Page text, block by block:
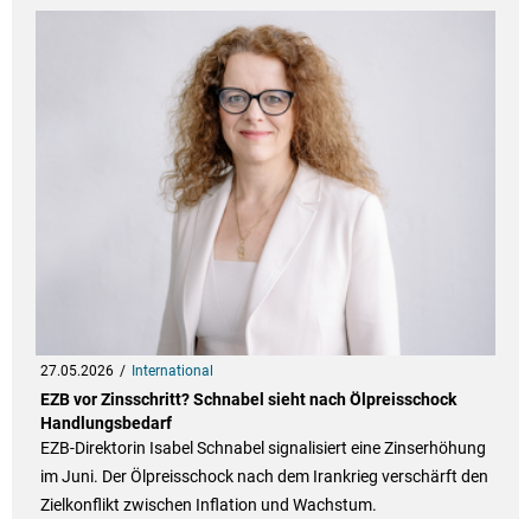
27.05.2026 International
EZB vor Zinsschritt? Schnabel sieht nach Ölpreisschock
Handlungsbedarf
EZB-Direktorin Isabel Schnabel signalisiert eine Zinserhöhung
im Juni. Der Ölpreisschock nach dem Irankrieg verschärft den
Zielkonflikt zwischen Inflation und Wachstum.